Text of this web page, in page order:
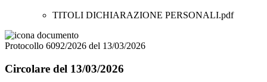
TITOLI DICHIARAZIONE PERSONALI.pdf
Protocollo 6092/2026 del 13/03/2026
Circolare del 13/03/2026